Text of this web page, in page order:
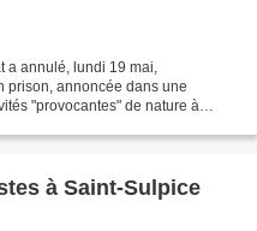
a annulé, lundi 19 mai,
prison, annoncée dans une
"provocantes" de nature à
à Saint-Sulpice